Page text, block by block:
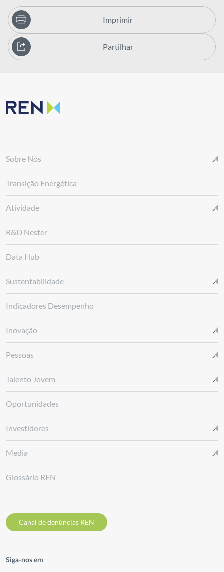
Imprimir
Partilhar
Sobre Nós
Transição Energética
Atividade
R&D Nester
Data Hub
Sustentabilidade
Indicadores Desempenho
Inovação
Pessoas
Talento Jovem
Oportunidades
Investidores
Media
Glossário REN
Canal de denúncias REN
Siga-nos em